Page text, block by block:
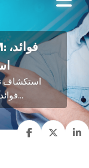
استكشاف
Espo CRM: فوائد، استخدامات، وإيجا...